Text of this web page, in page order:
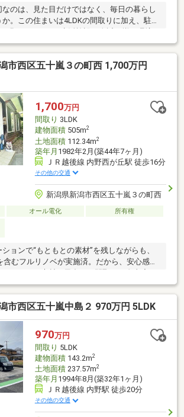
のは、見た目だけではなく、毎日の暮らし
。この住まいは4LDKの間取りに加え、駐車
れの部屋を持ちながら、リビングではちゃ
。休日は少しゆっくり、平日はスムーズ
い暮らし”を思い描ける一棟です。陽当たり
で含めて、日常を心地よく整えてくれる住
市西区五十嵐３の町西 1,700万円
1,700万円
間取り 3LDK
建物面積505m2
土地面積112.34m2
築年月 1982年2月(築44年7ヶ月)
ＪＲ越後線 内野西が丘駅 徒歩16分
その他の交通
新潟県新潟市西区五十嵐３の町西
オール電化
所有権
ョンで“もともとの素材”を残しながらも、
含むフルリノベが実施済。だから、安心感と
ない楽しさ。南向きの明るい空間に、通
な庭付きの平屋という希少性も魅力の一
を面倒ではなく、“好き”で選べる人にこ
ていただきたい住まいです。
市西区五十嵐中島２ 970万円 5LDK
970万円
間取り 5LDK
建物面積143.2m2
土地面積237.57m2
築年月 1994年8月(築32年1ヶ月)
ＪＲ越後線 内野駅 徒歩20分
その他の交通